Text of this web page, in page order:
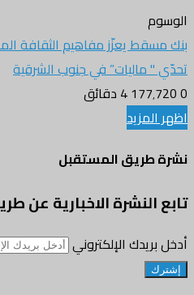
الوسوم
بنك مسقط يعزّز مفاهيم الثقافة
تحدّي " ماليات” في جنوب الشرقية
0
4 دقائق
اظهر المزيد
نشرة طريق المستقبل
تابع النشرة الاخبارية عن
أدخل بريدك الإلكتروني